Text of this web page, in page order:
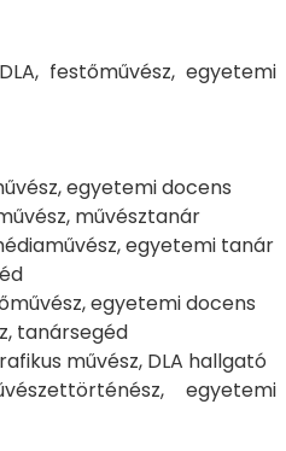
festőművész, egyetemi
egyetemi docens
művésztanár
egyetemi tanár
egyetemi docens
tanársegéd
művész, DLA hallgató
egyetemi